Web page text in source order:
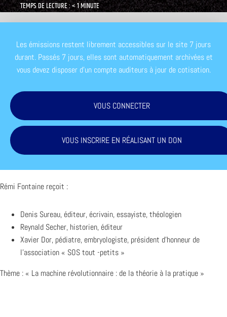
TEMPS DE LECTURE : < 1 MINUTE
Les émissions restent librement accessibles sur le site 7 jours
durant. Passés 7 jours, elles sont automatiquement archivées et
vous devez disposer d'un compte auditeurs à jour de cotisation.
VOUS CONNECTER
VOUS INSCRIRE EN RÉALISANT UN DON
Rémi Fontaine reçoit :
Denis Sureau, éditeur, écrivain, essayiste, théologien
Reynald Secher, historien, éditeur
Xavier Dor, pédiatre, embryologiste, président d’honneur de
l’association « SOS tout -petits »
Thème : « La machine révolutionnaire : de la théorie à la pratique »